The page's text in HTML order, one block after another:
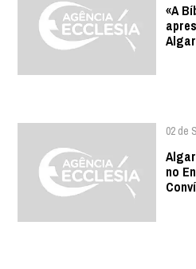
«A
02 de
no